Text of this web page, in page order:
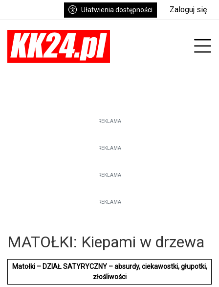
Ułatwienia dostępności Zaloguj się
REKLAMA
REKLAMA
REKLAMA
REKLAMA
MATOŁKI: Kiepami w drzewa
Matołki – DZIAŁ SATYRYCZNY – absurdy, ciekawostki, głupotki,
złośliwości